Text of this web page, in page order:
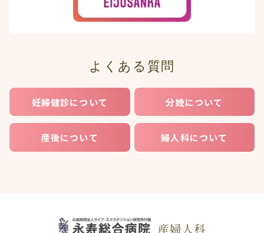
よくある質問
妊婦健診について 分娩について
産後について 婦人科について